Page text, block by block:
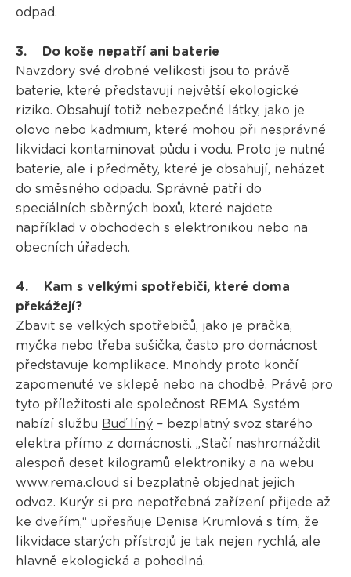
odpad.
3. Do koše nepatří ani baterie
Navzdory své drobné velikosti jsou to právě
baterie, které představují největší ekologické
riziko. Obsahují totiž nebezpečné látky, jako je
olovo nebo kadmium, které mohou při nesprávné
likvidaci kontaminovat půdu i vodu. Proto je nutné
baterie, ale i předměty, které je obsahují, neházet
do směsného odpadu. Správně patří do
speciálních sběrných boxů, které najdete
například v obchodech s elektronikou nebo na
obecních úřadech.
4. Kam s velkými spotřebiči, které doma
překážejí?
Zbavit se velkých spotřebičů, jako je pračka,
myčka nebo třeba sušička, často pro domácnost
představuje komplikace. Mnohdy proto končí
zapomenuté ve sklepě nebo na chodbě. Právě pro
tyto příležitosti ale společnost REMA Systém
nabízí službu Buď líný– bezplatný svoz starého
elektra přímo z domácnosti. „Stačí nashromáždit
alespoň deset kilogramů elektroniky a na webu
www.rema.cloud si bezplatně objednat jejich
odvoz. Kurýr si pro nepotřebná zařízení přijede až
ke dveřím,“ upřesňuje Denisa Krumlová s tím, že
likvidace starých přístrojů je tak nejen rychlá, ale
hlavně ekologická a pohodlná.